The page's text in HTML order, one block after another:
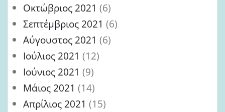
Οκτώβριος 2021 (6)
Σεπτέμβριος 2021 (6)
Αύγουστος 2021 (6)
Ιούλιος 2021 (12)
Ιούνιος 2021 (9)
Μάιος 2021 (14)
Απρίλιος 2021 (15)